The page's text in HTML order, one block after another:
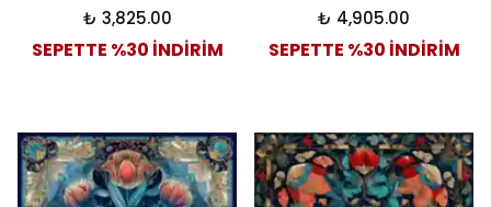
₺ 3,825.00
SEPETTE %30 İNDİRİM
₺ 4,905.00
SEPETTE %30 İNDİRİM